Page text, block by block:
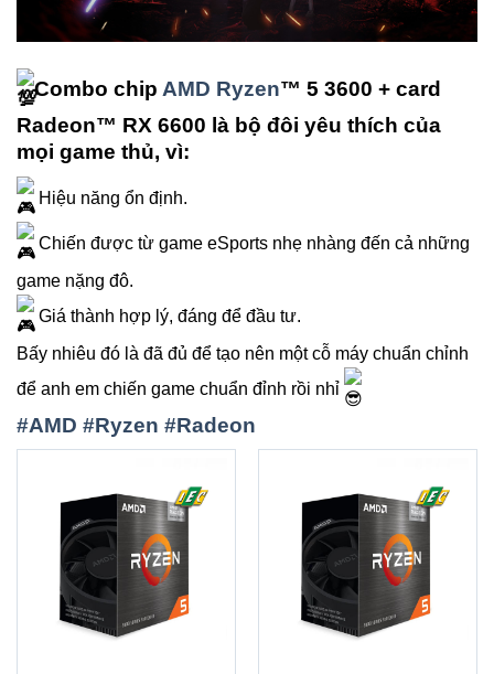
Combo chip AMD Ryzen™ 5 3600 + card
Radeon™ RX 6600 là bộ đôi yêu thích của
mọi game thủ, vì:
Hiệu năng ổn định.
Chiến được từ game eSports nhẹ nhàng đến cả những
game nặng đô.
Giá thành hợp lý, đáng để đầu tư.
Bấy nhiêu đó là đã đủ để tạo nên một cỗ máy chuẩn chỉnh
để anh em chiến game chuẩn đỉnh rồi nhỉ
#AMD #Ryzen #Radeon